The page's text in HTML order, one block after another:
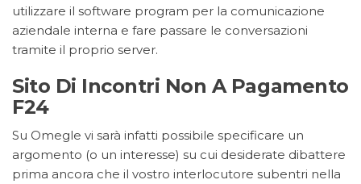
utilizzare il software program per la comunicazione
aziendale interna e fare passare le conversazioni
tramite il proprio server.
Sito Di Incontri Non A Pagamento
F24
Su Omegle vi sarà infatti possibile specificare un
argomento (o un interesse) su cui desiderate dibattere
prima ancora che il vostro interlocutore subentri nella